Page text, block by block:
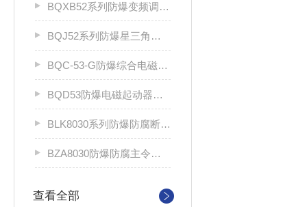
BQXB52系列防爆变频调速箱（II B）
BQJ52系列防爆星三角起动箱（Ⅱ B）
BQC-53-G防爆综合电磁起动器
BQD53防爆电磁起动器（Ⅱ B、Ⅱ C）
BLK8030系列防爆防腐断路器
BZA8030防爆防腐主令控制器
查看全部